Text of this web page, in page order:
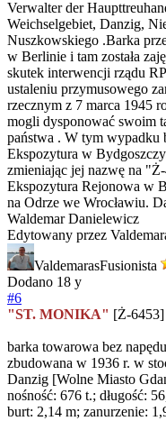
Verwalter der
Weichselgebiet, Danzig,
Nuszkowskiego .Barka
w Berlinie i tam została
skutek interwencji rządu
ustaleniu przymusowego
rzecznym z 7 marca 1945
mogli dysponować swoim
państwa . W tym wypadku
Ekspozytura w
zmieniając jej nazwę na
Ekspozytura Rejonowa w
na Odrze we Wrocławiu.
Waldemar Danielewicz
Edytowany przez
ValdemarasFusionista
Dodano 18 y
#6
"ST. MONIKA" [Ż-6453]
barka towarowa bez
zbudowana w 1936 r. w
Danzig [Wolne Miasto
nośność: 676 t.; długość:
burt: 2,14 m; zanurzenie: